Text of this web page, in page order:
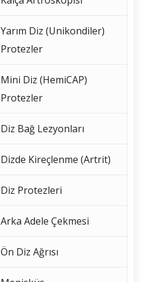
Yarım Diz (Unikondiler)
Protezler
Mini Diz (HemiCAP)
Protezler
Diz Bağ Lezyonları
Dizde Kireçlenme (Artrit)
Diz Protezleri
Arka Adele Çekmesi
Ön Diz Ağrısı